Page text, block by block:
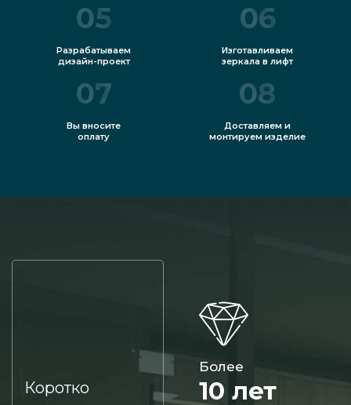
05
Разрабатываем
дизайн-проект
06
Изготавливаем
зеркала в лифт
07
Вы вносите
оплату
08
Доставляем и
монтируем изделие
Коротко
Более
10 лет